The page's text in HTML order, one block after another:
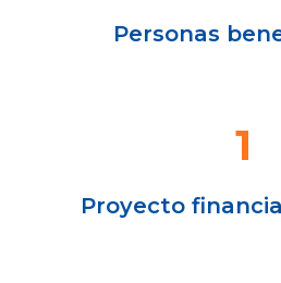
Personas
1
Proyecto